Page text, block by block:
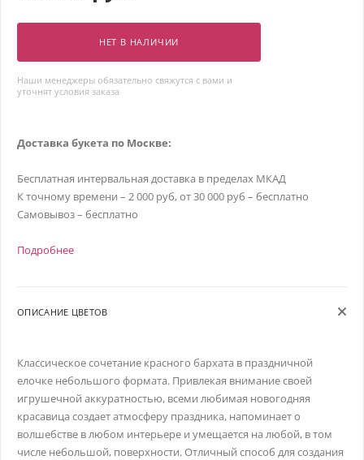
НЕТ В НАЛИЧИИ
Наши менеджеры обязательно свяжутся с вами и
уточнят условия заказа
Доставка букета по Москве:
Бесплатная интервальная доставка в пределах МКАД
К точному времени – 2 000 руб, от 30 000 руб – бесплатно
Самовывоз – бесплатно
Подробнее
ОПИСАНИЕ ЦВЕТОВ
Классическое сочетание красного бархата в праздничной
елочке небольшого формата. Привлекая внимание своей
игрушечной аккуратностью, всеми любимая новогодняя
красавица создает атмосферу праздника, напоминает о
волшебстве в любом интерьере и умещается на любой, в том
числе небольшой, поверхности. Отличный способ для создания